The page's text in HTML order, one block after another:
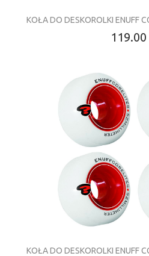
KOŁA DO DESKOROLKI ENUFF
119.00
KOŁA DO DESKOROLKI ENUFF